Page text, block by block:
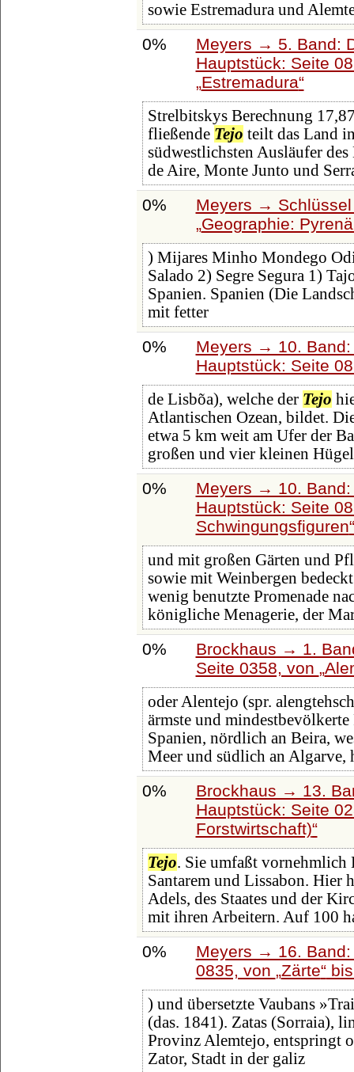
sowie Estremadura und
0%
Meyers → 5. Band:
Hauptstück: Seite
Estremadura
Strelbitskys Berechnung
fließende Tejo teilt das Land
südwestlichsten Ausläufer
de Aire, Monte Junto und
0%
Meyers →
Geographie:
) Mijares Minho Mondego
Salado 2) Segre Segura 1)
Spanien. Spanien (Die
mit fetter
0%
Meyers → 10.
Hauptstück: Seite
de Lisbõa), welche der Tejo
Atlantischen Ozean, bildet.
etwa 5 km weit am Ufer der
großen und vier kleinen
0%
Meyers → 10.
Hauptstück: Seite
Schwingungsfiguren
und mit großen Gärten und
sowie mit Weinbergen
wenig benutzte Promenade
königliche Menagerie, der
0%
Brockhaus → 1.
Seite 0358, von
oder Alentejo (spr.
ärmste und
Spanien, nördlich an Beira,
Meer und südlich an Algarve,
0%
Brockhaus → 13.
Hauptstück: Seite
Forstwirtschaft)
Tejo. Sie umfaßt vornehmlich
Santarem und Lissabon. Hier
Adels, des Staates und der
mit ihren Arbeitern. Auf 100
0%
Meyers → 16.
0835, von Zärte
) und übersetzte Vaubans
(das. 1841). Zatas (Sorraia),
Provinz Alemtejo, entspringt
Zator, Stadt in der galiz